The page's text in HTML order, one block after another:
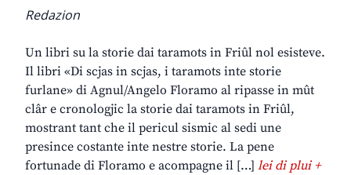
Redazion
Un libri su la storie dai taramots in Friûl nol esisteve.
Il libri «Di scjas in scjas, i taramots inte storie
furlane» di Agnul/Angelo Floramo al ripasse in mût
clâr e cronologjic la storie dai taramots in Friûl,
mostrant tant che il pericul sismic al sedi une
presince costante inte nestre storie. La pene
fortunade di Floramo e acompagne il […] lei di plui +